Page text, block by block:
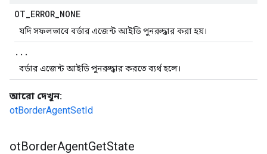
OT_ERROR_NONE
যদি সফলভাবে বর্ডার এজেন্ট আইডি পুনরুদ্ধার করা হয়।
. . .
বর্ডার এজেন্ট আইডি পুনরুদ্ধার করতে ব্যর্থ হলে।
আরো দেখুন:
otBorderAgentSetId
otBorderAgentGetState